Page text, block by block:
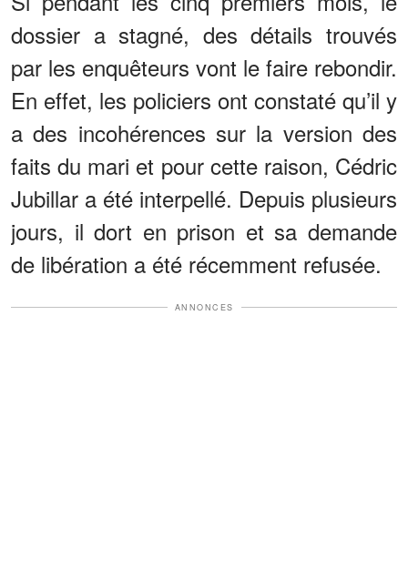
dossier a stagné, des détails trouvés
par les enquêteurs vont le faire rebondir.
En effet, les policiers ont constaté qu’il y
a des incohérences sur la version des
faits du mari et pour cette raison, Cédric
Jubillar a été interpellé. Depuis plusieurs
jours, il dort en prison et sa demande
de libération a été récemment refusée.
ANNONCES